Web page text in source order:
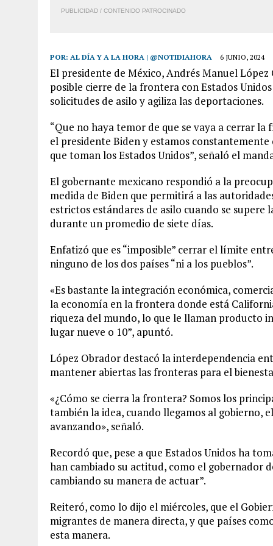
PUBLICIDAD / CONTENIDO PATROCINADO
POR: AL DÍA Y A LA HORA | @NOTIDIAHORA 6 JUNIO, 2024
El presidente de México, Andrés Manuel
posible cierre de la frontera con Estados
solicitudes de asilo y agiliza las deportaciones.
“Que no haya temor de que se vaya a cerrar
el presidente Biden y estamos
que toman los Estados Unidos”, señaló el
El gobernante mexicano respondió a la
medida de Biden que permitirá a las
estrictos estándares de asilo cuando se
durante un promedio de siete días.
Enfatizó que es “imposible” cerrar el límite
ninguno de los dos países “ni a los pueblos”.
«Es bastante la integración económica,
la economía en la frontera donde está
riqueza del mundo, lo que le llaman producto
lugar nueve o 10”, apuntó.
López Obrador destacó la interdependencia
mantener abiertas las fronteras para el
«¿Cómo se cierra la frontera? Somos los
también la idea, cuando llegamos al gobierno,
avanzando», señaló.
Recordó que, pese a que Estados Unidos ha
han cambiado su actitud, como el gobernador
cambiando su manera de actuar”.
Reiteró, como lo dijo el miércoles, que el
migrantes de manera directa, y que países
esta manera.